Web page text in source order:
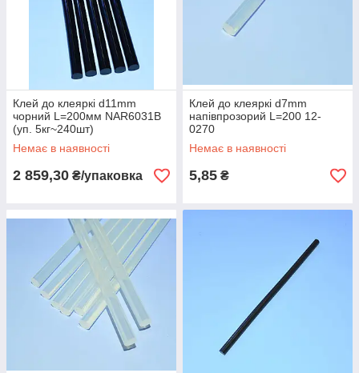
Клей до клеяркі d11mm
чорний L=200мм NAR6031B
(уп. 5кг~240шт)
Немає в наявності
2 859,30 ₴/упаковка
Клей до клеяркі d7mm
напівпрозорий L=200 12-
0270
Немає в наявності
5,85 ₴